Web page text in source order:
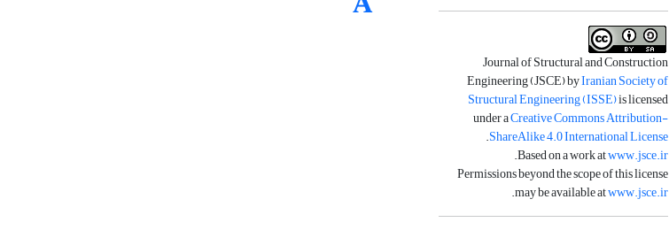
Journal of Structural and Construction
Engineering (JSCE) byIranian Society of
Structural Engineering (ISSE)is licensed
under aCreative Commons Attribution-
ShareAlike 4.0 International License
.
Based on a work atwww.jsce.ir
.
Permissions beyond the scope of this license
may be available atwww.jsce.ir
.